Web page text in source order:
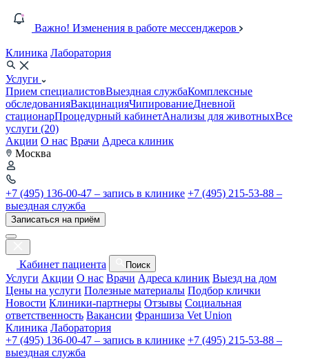
Важно! Изменения в работе мессенджеров
Клиника Лаборатория
Услуги
Прием специалистовВыездная службаКомплексные
обследованияВакцинацияЧипированиеДневной
стационарПроцедурный кабинетАнализы для животныхВсе
услуги (20)
Акции О нас Врачи Адреса клиник
Москва
+7 (495) 136-00-47 – запись в клинике +7 (495) 215-53-88 –
выездная служба
Записаться на приём
Кабинет пациента Поиск
Услуги Акции О нас Врачи Адреса клиник Выезд на дом
Цены на услуги Полезные материалы Подбор клички
Новости Клиники-партнеры Отзывы Социальная
ответственность Вакансии Франшиза Vet Union
Клиника Лаборатория
+7 (495) 136-00-47 – запись в клинике +7 (495) 215-53-88 –
выездная служба